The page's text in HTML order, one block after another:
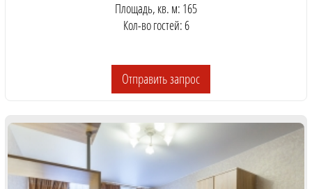
Площадь, кв. м: 165
Кол-во гостей: 6
Отправить запрос